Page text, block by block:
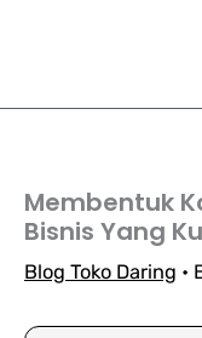
Membentuk
Bisnis Yang
Blog Toko Daring •